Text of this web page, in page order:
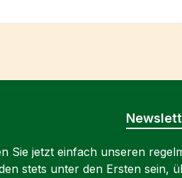
Sie jetzt einfach unseren
stets unter den Ersten sein,